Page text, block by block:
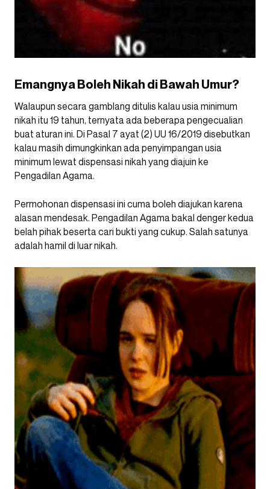
Emangnya Boleh Nikah di Bawah Umur?
Walaupun secara gamblang ditulis kalau usia minimum
nikah itu 19 tahun, ternyata ada beberapa pengecualian
buat aturan ini. Di Pasal 7 ayat (2) UU 16/2019 disebutkan
kalau masih dimungkinkan ada penyimpangan usia
minimum lewat dispensasi nikah yang diajuin ke
Pengadilan Agama.
Permohonan dispensasi ini cuma boleh diajukan karena
alasan mendesak. Pengadilan Agama bakal denger kedua
belah pihak beserta cari bukti yang cukup. Salah satunya
adalah hamil di luar nikah.